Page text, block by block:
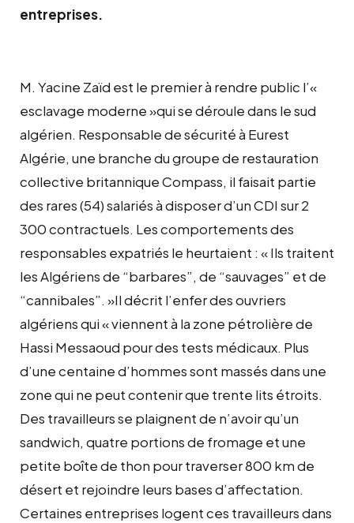
entreprises.
M. Yacine Zaïd est le premier à rendre public l’«
esclavage moderne »qui se déroule dans le sud
algérien. Responsable de sécurité à Eurest
Algérie, une branche du groupe de restauration
collective britannique Compass, il faisait partie
des rares (54) salariés à disposer d’un CDI sur 2
300 contractuels. Les comportements des
responsables expatriés le heurtaient : « Ils traitent
les Algériens de “barbares”, de “sauvages” et de
“cannibales”. »Il décrit l’enfer des ouvriers
algériens qui « viennent à la zone pétrolière de
Hassi Messaoud pour des tests médicaux. Plus
d’une centaine d’hommes sont massés dans une
zone qui ne peut contenir que trente lits étroits.
Des travailleurs se plaignent de n’avoir qu’un
sandwich, quatre portions de fromage et une
petite boîte de thon pour traverser 800 km de
désert et rejoindre leurs bases d’affectation.
Certaines entreprises logent ces travailleurs dans